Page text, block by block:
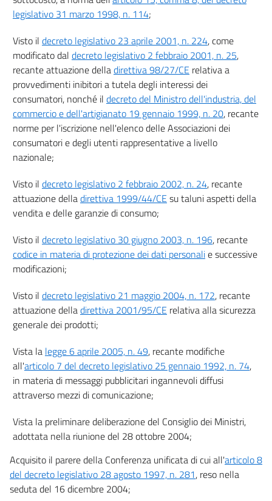
55
57
58
59
((Sezione II-bis))
((COMMERCIALIZZAZIONE
A DISTANZA
DI SERVIZI FINANZIARI AI CONSUMATORI))
59 bis
59 quater
59 quinquies
59 septies
59 octies
59 decies
59 undecies
59 terdecies
Sezione III
((Altri diritti del consumatore))
60
61
62
63
64
legislativo 31 marzo 1998, n. 114;
Visto il decreto legislativo 23 aprile 2001, n. 224, come
modificato dal decreto legislativo 2 febbraio 2001, n. 25,
recante attuazione delladirettiva 98/27/CE relativa a
provvedimenti inibitori a tutela degli interessi dei
consumatori, nonché il decreto del Ministro dell'industria, del
commercio e dell'artigianato 19 gennaio 1999, n. 20, recante
norme per l'iscrizione nell'elenco delle Associazioni dei
consumatori e degli utenti rappresentative a livello
nazionale;
Visto il decreto legislativo 2 febbraio 2002, n. 24, recante
attuazione delladirettiva 1999/44/CE su taluni aspetti della
vendita e delle garanzie di consumo;
Visto il decreto legislativo 30 giugno 2003, n. 196, recante
codice in materia di protezione dei dati personalie successive
modificazioni;
Visto il decreto legislativo 21 maggio 2004, n. 172, recante
attuazione delladirettiva 2001/95/CE relativa alla sicurezza
generale dei prodotti;
Vista la legge 6 aprile 2005, n. 49, recante modifiche
all'articolo 7 del decreto legislativo 25 gennaio 1992, n. 74,
in materia di messaggi pubblicitari ingannevoli diffusi
attraverso mezzi di comunicazione;
Vista la preliminare deliberazione del Consiglio dei Ministri,
adottata nella riunione del 28 ottobre 2004;
Acquisito il parere della Conferenza unificata di cui all'articolo 8
del decreto legislativo 28 agosto 1997, n. 281, reso nella
seduta del 16 dicembre 2004;